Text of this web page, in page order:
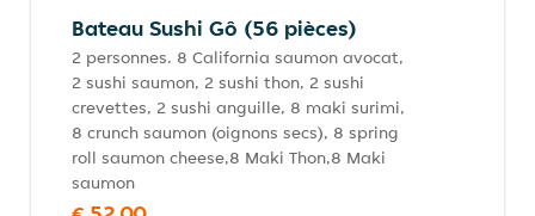
Bateau Sushi Gô (56 pièces)
2 personnes. 8 California saumon avocat,
2 sushi saumon, 2 sushi thon, 2 sushi
crevettes, 2 sushi anguille, 8 maki surimi,
8 crunch saumon (oignons secs), 8 spring
roll saumon cheese,8 Maki Thon,8 Maki
saumon